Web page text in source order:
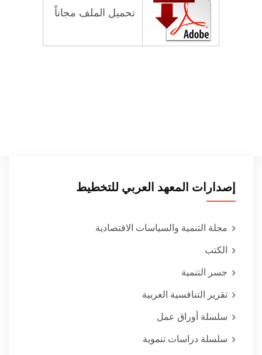
تحميل الملف مجاناً
إصدارات المعهد العربي للتخطيط
مجلة التنمية والسياسات الاقتصادية
الكتب
جسر التنمية
تقرير التنافسية العربية
سلسلة أوراق عمل
سلسلة دراسات تنموية